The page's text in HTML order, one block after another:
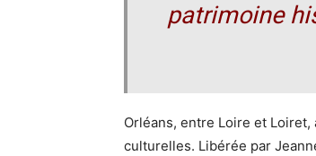
patrimoine
Orléans, entre Loire et
culturelles. Libérée par